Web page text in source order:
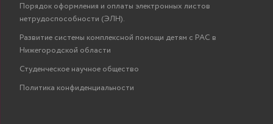
Порядок оформления и оплаты электронных листов
нетрудоспособности (ЭЛН).
Развитие системы комплексной помощи детям с РАС в
Нижегородской области
Студенческое научное общество
Политика конфиденциальности